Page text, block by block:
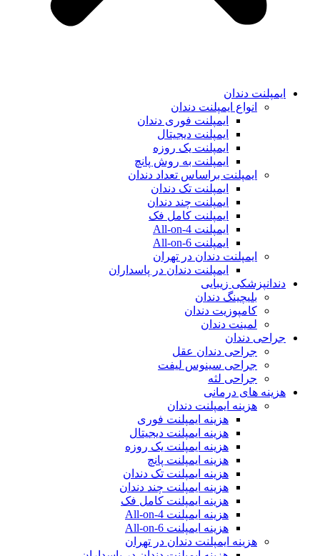
ایمپلنت دندان
انواع ایمپلنت دندان
ایمپلنت فوری دندان
ایمپلنت دیجیتال
ایمپلنت یک روزه
ایمپلنت به روش پانچ
ایمپلنت براساس تعداد دندان
ایمپلنت تک دندان
ایمپلنت چند دندان
ایمپلنت کامل فک
ایمپلنت All-on-4
ایمپلنت All-on-6
ایمپلنت دندان در تهران
ایمپلنت دندان در پاسداران
دندانپزشکی زیبایی
بلیچینگ دندان
کامپوزیت دندان
لمینت دندان
جراحی دندان
جراحی دندان عقل
جراحی سینوس لیفت
جراحی لثه
هزینه های درمانی
هزینه ایمپلنت دندان
هزینه ایمپلنت فوری
هزینه ایمپلنت دیجیتال
هزینه ایمپلنت یک روزه
هزینه ایمپلنت پانچ
هزینه ایمپلنت تک دندان
هزینه ایمپلنت چند دندان
هزینه ایمپلنت کامل فک
هزینه ایمپلنت All-on-4
هزینه ایمپلنت All-on-6
هزینه ایمپلنت دندان در تهران